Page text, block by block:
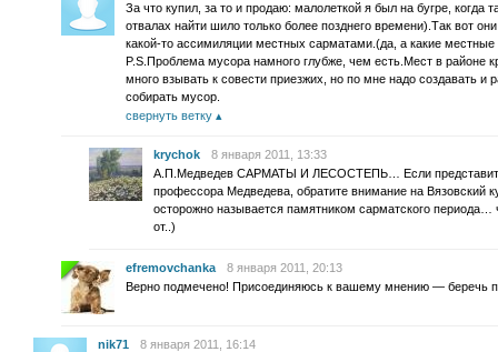
За что купил, за то и продаю: малолеткой я был на бугре, когда
отвалах найти шило только более позднего времени).Так вот
какой-то ассимиляции местных сарматами.(да, а какие
P.S.Проблема мусора намного глубже, чем есть.Мест в районе
много взывать к совести приезжих, но по мне надо создавать и
собирать мусор.
свернуть ветку
krychok
8 января 2011, 13:33
А.П.Медведев САРМАТЫ И ЛЕСОСТЕПЬ… Если
профессора Медведева, обратите внимание на Вязовский
осторожно называется памятником сарматского периода…
от..)
efremovchanka
8 января 2011, 20:13
Верно подмечено! Присоединяюсь к вашему мнению — беречь
nik71
8 января 2011, 16:14